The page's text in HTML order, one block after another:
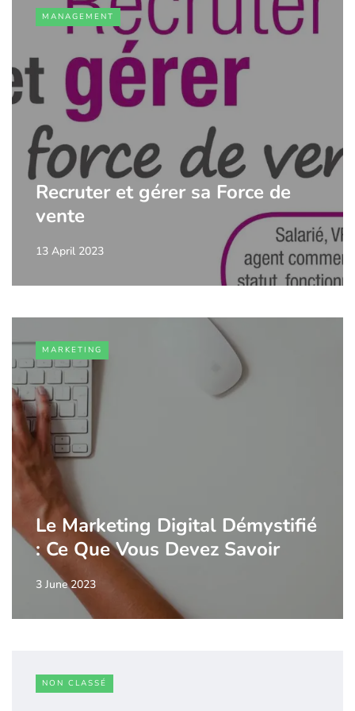
MANAGEMENT
Recruter et gérer sa Force de
vente
13 April 2023
MARKETING
Le Marketing Digital Démystifié
: Ce Que Vous Devez Savoir
3 June 2023
NON CLASSÉ